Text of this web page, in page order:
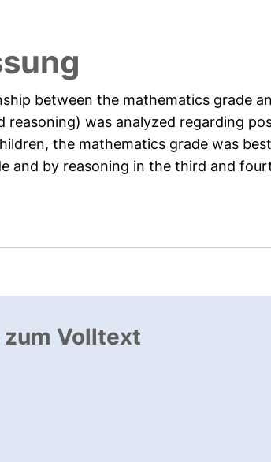
between the mathematics grade
reasoning) was analyzed regarding
the mathematics grade was
and by reasoning in the third and
Volltext
neues Fenster